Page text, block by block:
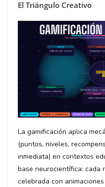
El Triángulo Creativo
La gamificación aplica
(puntos, niveles,
inmediata) en contextos
base neurocientífica: cada
celebrada con